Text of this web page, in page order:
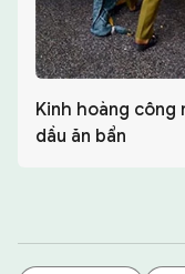
Kinh hoàng
dầu ăn bẩn